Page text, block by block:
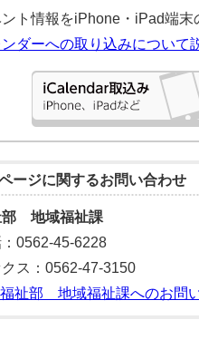
ト情報をiPhone・iPad端末
ンダーへの取り込みについて
ージに関するお問い合わせ
部 地域福祉課
0562-45-6228
ス：0562-47-3150
福祉部 地域福祉課へのお問